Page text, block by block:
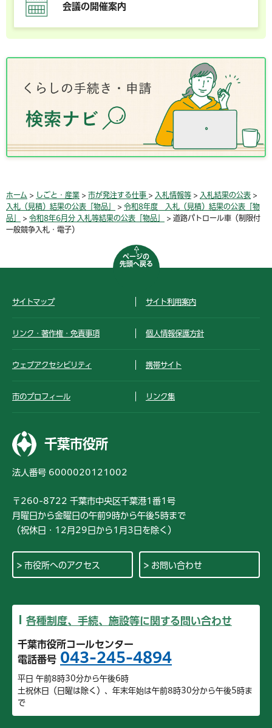
会議の開催案内
ホーム > しごと・産業 > 市が発注する仕事 > 入札情報等 > 入札結果の公表 >
入札（見積）結果の公表「物品」
> 令和8年度 入札（見積）結果の公表「物
品」
> 令和8年6月分 入札等結果の公表「物品」
> 道路パトロール車（制限付
一般競争入札・電子）
ページの
先頭へ戻る
サイトマップ サイト利用案内
リンク・著作権・免責事項 個人情報保護方針
ウェブアクセシビリティ 携帯サイト
市のプロフィール リンク集
千葉市役所
法人番号 6000020121002
〒260-8722 千葉市中央区千葉港1番1号
月曜日から金曜日の午前9時から午後5時まで
（祝休日・12月29日から1月3日を除く）
市役所へのアクセス お問い合わせ
各種制度、手続、施設等に関する問い合わせ
千葉市役所コールセンター
電話番号 043-245-4894
平日 午前8時30分から午後6時
土祝休日（日曜は除く）、年末年始は午前8時30分から午後5時ま
で